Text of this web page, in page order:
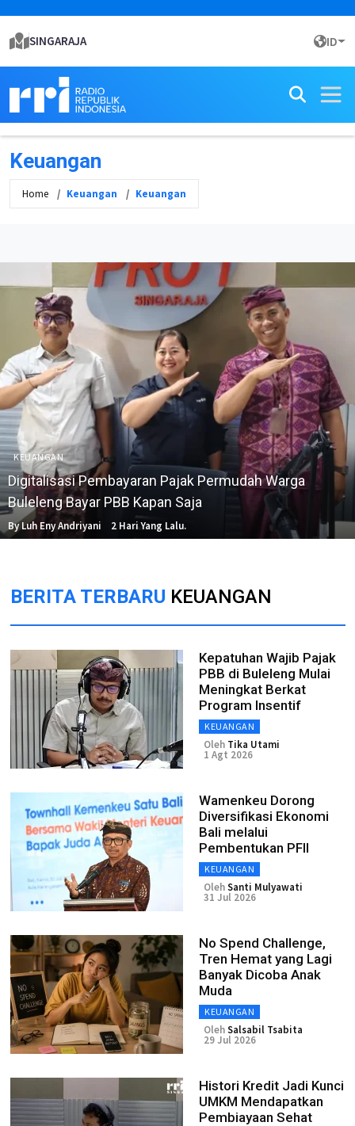
SINGARAJA ID
Keuangan
Home Keuangan Keuangan
KEUANGAN
Digitalisasi Pembayaran Pajak Permudah Warga
Buleleng Bayar PBB Kapan Saja
By Luh Eny Andriyani 2 Hari Yang Lalu.
BERITA TERBARU KEUANGAN
Kepatuhan Wajib Pajak
PBB di Buleleng Mulai
Meningkat Berkat
Program Insentif
KEUANGAN
Oleh Tika Utami
1 Agt 2026
Wamenkeu Dorong
Diversifikasi Ekonomi
Bali melalui
Pembentukan PFII
KEUANGAN
OlehSanti Mulyawati
31 Jul 2026
No Spend Challenge,
Tren Hemat yang Lagi
Banyak Dicoba Anak
Muda
KEUANGAN
OlehSalsabil Tsabita
29 Jul 2026
Histori Kredit Jadi Kunci
UMKM Mendapatkan
Pembiayaan Sehat